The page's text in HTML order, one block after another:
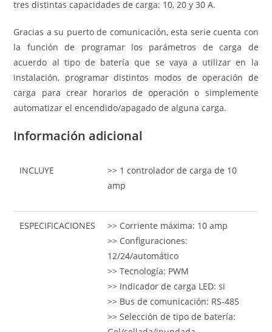
tres distintas capacidades de carga: 10, 20 y 30 A.
Gracias a su puerto de comunicación, esta serie cuenta con
la función de programar los parámetros de carga de
acuerdo al tipo de batería que se vaya a utilizar en la
instalación, programar distintos modos de operación de
carga para crear horarios de operación o simplemente
automatizar el encendido/apagado de alguna carga.
Información adicional
INCLUYE
>> 1 controlador de carga de 10
amp
ESPECIFICACIONES
>> Corriente máxima: 10 amp
>> Configuraciones:
12/24/automático
>> Tecnología: PWM
>> Indicador de carga LED: si
>> Bus de comunicación: RS-485
>> Selección de tipo de batería: